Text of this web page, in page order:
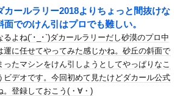
ズンを白星スタート！後半...
※画像あり）
さて、これから汚物らには制...
カールラリー2018よりちょっと間抜けな
面でのけん引はプロでも難しい。
るよね(´･_･`)ダカールラリーだし砂漠のプロ中
運に任せてやってみた感じかね。砂丘の斜面で
ったマシンをけん引しようとしてやっぱりなこ
ビデオです。今回初めて見たけどダカール公式
。登録しておこう(・∀・)